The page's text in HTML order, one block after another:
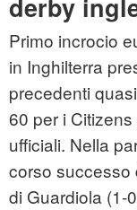
derby
Primo incrocio
in Inghilterra
precedenti
60 per i
ufficiali. Nella
corso successo
di Guardiola (1-